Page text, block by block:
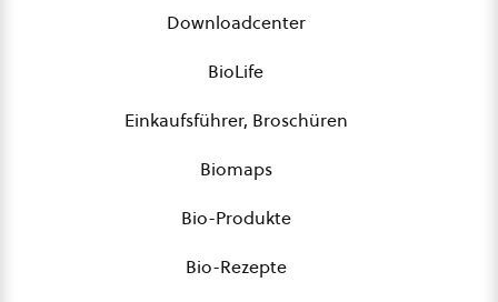
Downloadcenter
BioLife
Einkaufsführer, Broschüren
Biomaps
Bio-Produkte
Bio-Rezepte